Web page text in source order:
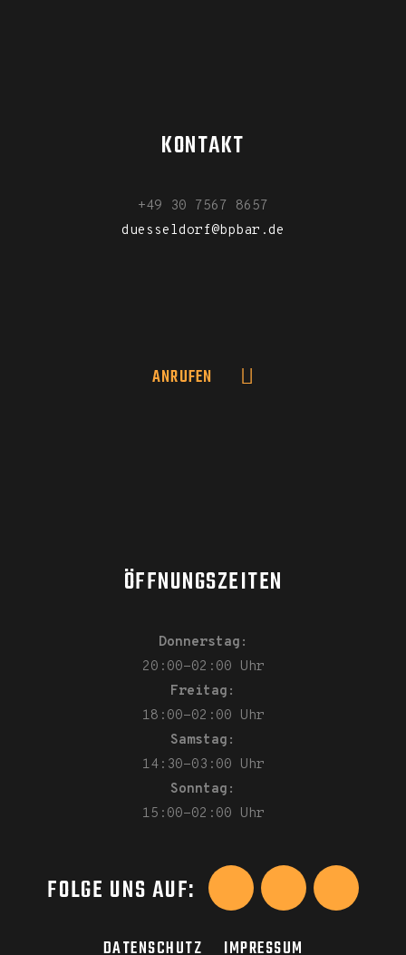
KONTAKT
+49 30 7567 8657
duesseldorf@bpbar.de
ANRUFEN
ÖFFNUNGSZEITEN
Donnerstag:
20:00-02:00 Uhr
Freitag:
18:00-02:00 Uhr
Samstag:
14:30-03:00 Uhr
Sonntag:
15:00-02:00 Uhr
FOLGE UNS AUF:
DATENSCHUTZ IMPRESSUM